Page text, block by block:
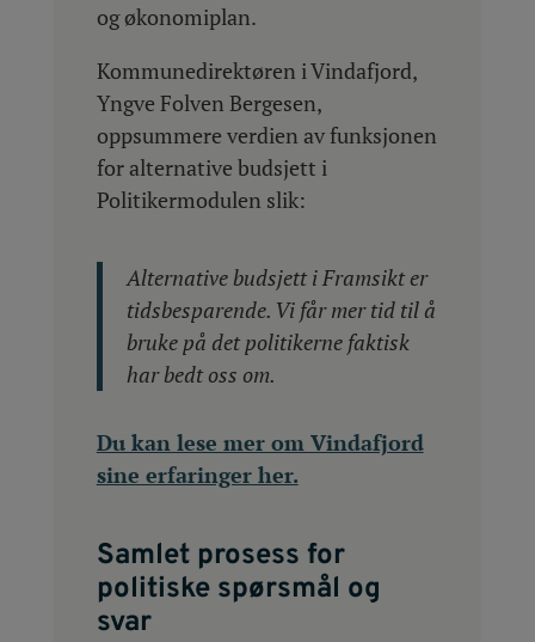
og økonomiplan.
Kommunedirektøren i Vindafjord,
Yngve Folven Bergesen,
oppsummere verdien av funksjonen
for alternative budsjett i
Politikermodulen slik:
Alternative budsjett i Framsikt er
tidsbesparende. Vi får mer tid til å
bruke på det politikerne faktisk
har bedt oss om.
Du kan lese mer om Vindafjord
sine erfaringer her.
Samlet prosess for
politiske spørsmål og
svar